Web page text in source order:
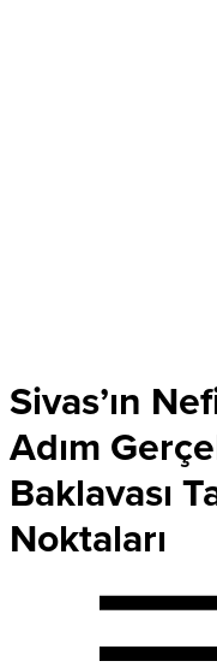
Sivas’ın
Adım
Baklavası
Noktaları